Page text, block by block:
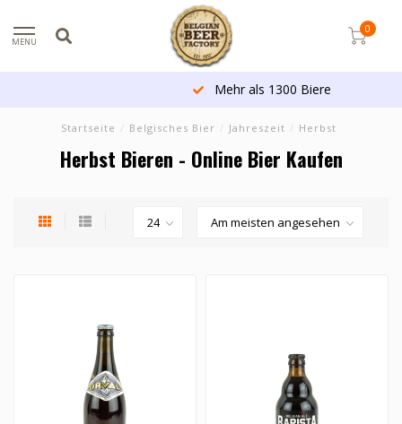
MENU
0
Mehr als 1300 Biere
Startseite / Belgisches Bier / Jahreszeit / Herbst
Herbst Bieren - Online Bier Kaufen